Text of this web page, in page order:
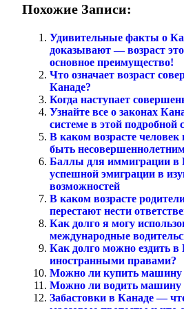
Похожие Записи:
Удивительные факты о
доказывают — возраст
основное преимущество!
Что означает возраст
Канаде?
Когда наступает
Узнайте все о законах
системе в этой подробной
В каком возрасте человек
быть
Баллы для иммиграции
успешной эмиграции в
возможностей
В каком возрасте
перестают нести
Как долго я могу
международные
Как долго можно ездить в
иностранными правами?
Можно ли купить машину
Можно ли водить машину
Забастовки в Канаде —